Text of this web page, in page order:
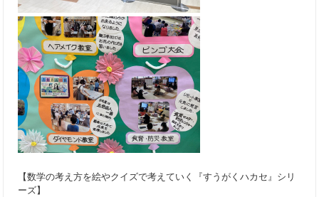
【数学の考え方を絵やクイズで考えていく『すうがくハカセ』シリ
ーズ】